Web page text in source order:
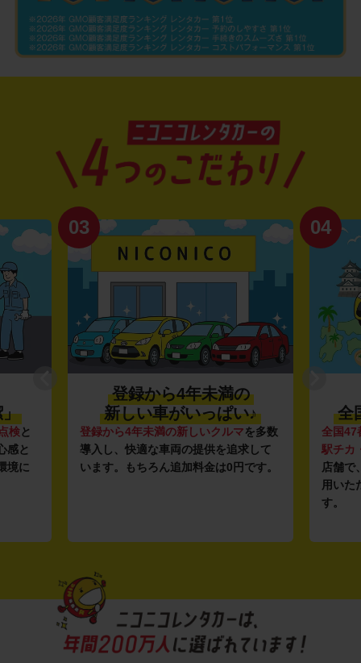
」
検と
感と
境に
03
登録から4年未満の
新しい車がいっぱい♪
登録から4年未満の新しいクルマを多数
導入し、快適な車両の提供を追求して
います。もちろん追加料金は0円です。
04
全
全国47
駅チカ
店舗で
用いた
す。